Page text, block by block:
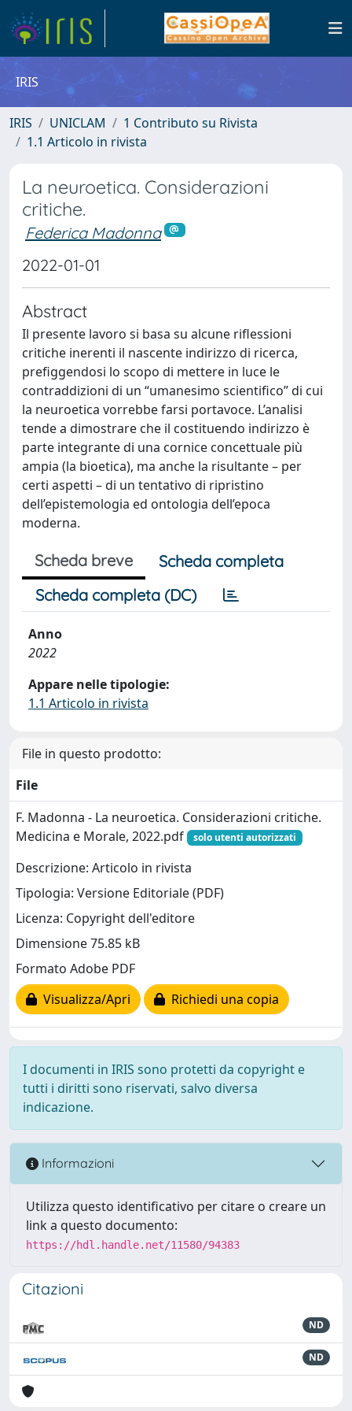
IRIS
IRIS UNICLAM
1 Contributo su Rivista
1.1 Articolo in rivista
La neuroetica. Considerazioni
critiche.
Federica Madonna
2022-01-01
Abstract
Il presente lavoro si basa su alcune riflessioni
critiche inerenti il nascente indirizzo di ricerca,
prefiggendosi lo scopo di mettere in luce le
contraddizioni di un “umanesimo scientifico” di cui
la neuroetica vorrebbe farsi portavoce. L’analisi
tende a dimostrare che il costituendo indirizzo è
parte integrante di una cornice concettuale più
ampia (la bioetica), ma anche la risultante – per
certi aspetti – di un tentativo di ripristino
dell’epistemologia ed ontologia dell’epoca
moderna.
Scheda breve
Scheda completa
Scheda completa (DC)
Anno
2022
Appare nelle tipologie:
1.1 Articolo in rivista
File in questo prodotto:
File
F. Madonna - La neuroetica. Considerazioni critiche.
Medicina e Morale, 2022.pdf
solo utenti autorizzati
Descrizione: Articolo in rivista
Tipologia: Versione Editoriale (PDF)
Licenza: Copyright dell'editore
Dimensione 75.85 kB
Formato Adobe PDF
Visualizza/Apri
Richiedi una copia
I documenti in IRIS sono protetti da copyright e
tutti i diritti sono riservati, salvo diversa
indicazione.
Informazioni
Utilizza questo identificativo per citare o creare un
link a questo documento:
https://hdl.handle.net/11580/94383
Citazioni
ND
ND